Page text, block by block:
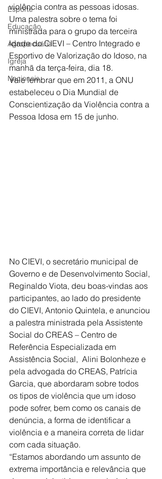
Esporte
Educação
Agropecuária
Igreja
Nacionais
violência contra as pessoas idosas.
Uma palestra sobre o tema foi
ministrada para o grupo da terceira
idade do CIEVI – Centro Integrado e
Esportivo de Valorização do Idoso, na
manhã da terça-feira, dia 18.
Vale lembrar que em 2011, a ONU
estabeleceu o Dia Mundial de
Conscientização da Violência contra a
Pessoa Idosa em 15 de junho.
No CIEVI, o secretário municipal de
Governo e de Desenvolvimento Social,
Reginaldo Viota, deu boas-vindas aos
participantes, ao lado do presidente
do CIEVI, Antonio Quintela, e anunciou
a palestra ministrada pela Assistente
Social do CREAS – Centro de
Referência Especializada em
Assistência Social,  Alini Bolonheze e
pela advogada do CREAS, Patrícia
Garcia, que abordaram sobre todos
os tipos de violência que um idoso
pode sofrer, bem como os canais de
denúncia, a forma de identificar a
violência e a maneira correta de lidar
com cada situação.
“Estamos abordando um assunto de
extrema importância e relevância que